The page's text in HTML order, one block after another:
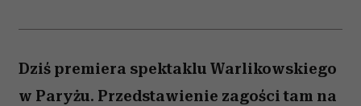
Dziś premiera spektaklu Warlikowskiego
w Paryżu. Przedstawienie zagości tam na